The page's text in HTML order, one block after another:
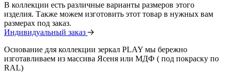
В коллекции есть различные варианты размеров этого
изделия. Также можем изготовить этот товар в нужных вам
размерах под заказ.
Индивидуальный заказ
Основание для коллекции зеркал PLAY мы бережно
изготавливаем из массива Ясеня или МДФ ( под покраску по
RAL)